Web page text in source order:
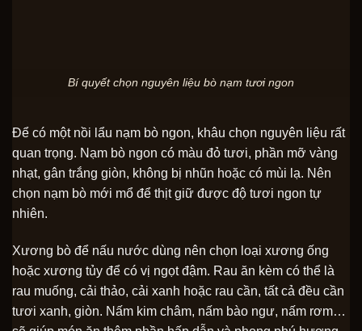
Bí quyết chọn nguyên liệu bò nạm tươi ngon
Để có một nồi lẩu nạm bò ngon, khâu chọn nguyên liệu rất
quan trọng. Nạm bò ngon có màu đỏ tươi, phần mỡ vàng
nhạt, gân trắng giòn, không bị nhũn hoặc có mùi lạ. Nên
chọn nạm bò mới mổ để thịt giữ được độ tươi ngon tự
nhiên.
Xương bò để nấu nước dùng nên chọn loại xương ống
hoặc xương tủy để có vị ngọt đậm. Rau ăn kèm có thể là
rau muống, cải thảo, cải xanh hoặc rau cần, tất cả đều cần
tươi xanh, giòn. Nấm kim châm, nấm bào ngư, nấm rơm…